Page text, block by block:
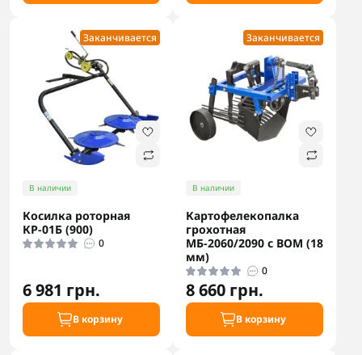
Заканчивается
В наличии
Косилка роторная
КР-01Б (900)
0
6 981 грн.
В корзину
Заканчивается
В наличии
Картофелекопалка
грохотная
МБ-2060/2090 с ВОМ (18
мм)
0
8 660 грн.
В корзину